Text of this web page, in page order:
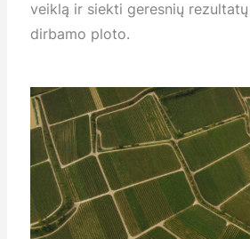
veiklą ir siekti geresnių
dirbamo ploto.